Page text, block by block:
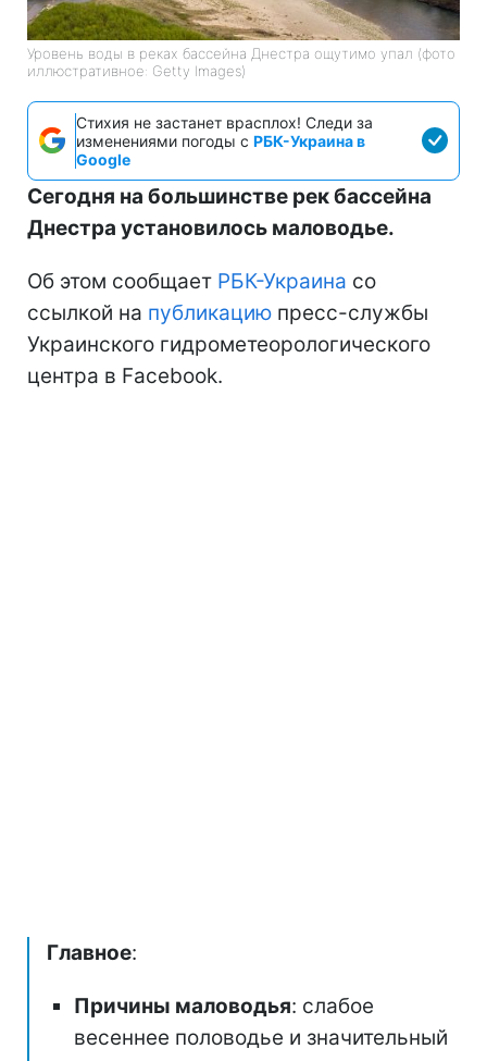
Уровень воды в реках бассейна Днестра ощутимо упал (фото
иллюстративное: Getty Images)
Стихия не застанет врасплох! Следи за
изменениями погоды с РБК-Украина в
Google
Сегодня на большинстве рек бассейна
Днестра установилось маловодье.
Об этом сообщает РБК-Украина со
ссылкой на публикацию пресс-службы
Украинского гидрометеорологического
центра в Facebook.
Главное:
Причины маловодья: слабое
весеннее половодье и значительный